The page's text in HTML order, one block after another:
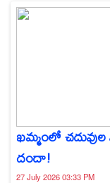
ఖమ్మంలో
దందా!
27 July 2026 03:33 PM